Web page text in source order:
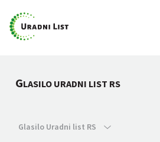
GLASILO URADNI LIST RS
Glasilo Uradni list RS